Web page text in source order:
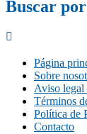
Buscar por
Página
Sobre
Aviso legal
Términos
Política de
Contacto